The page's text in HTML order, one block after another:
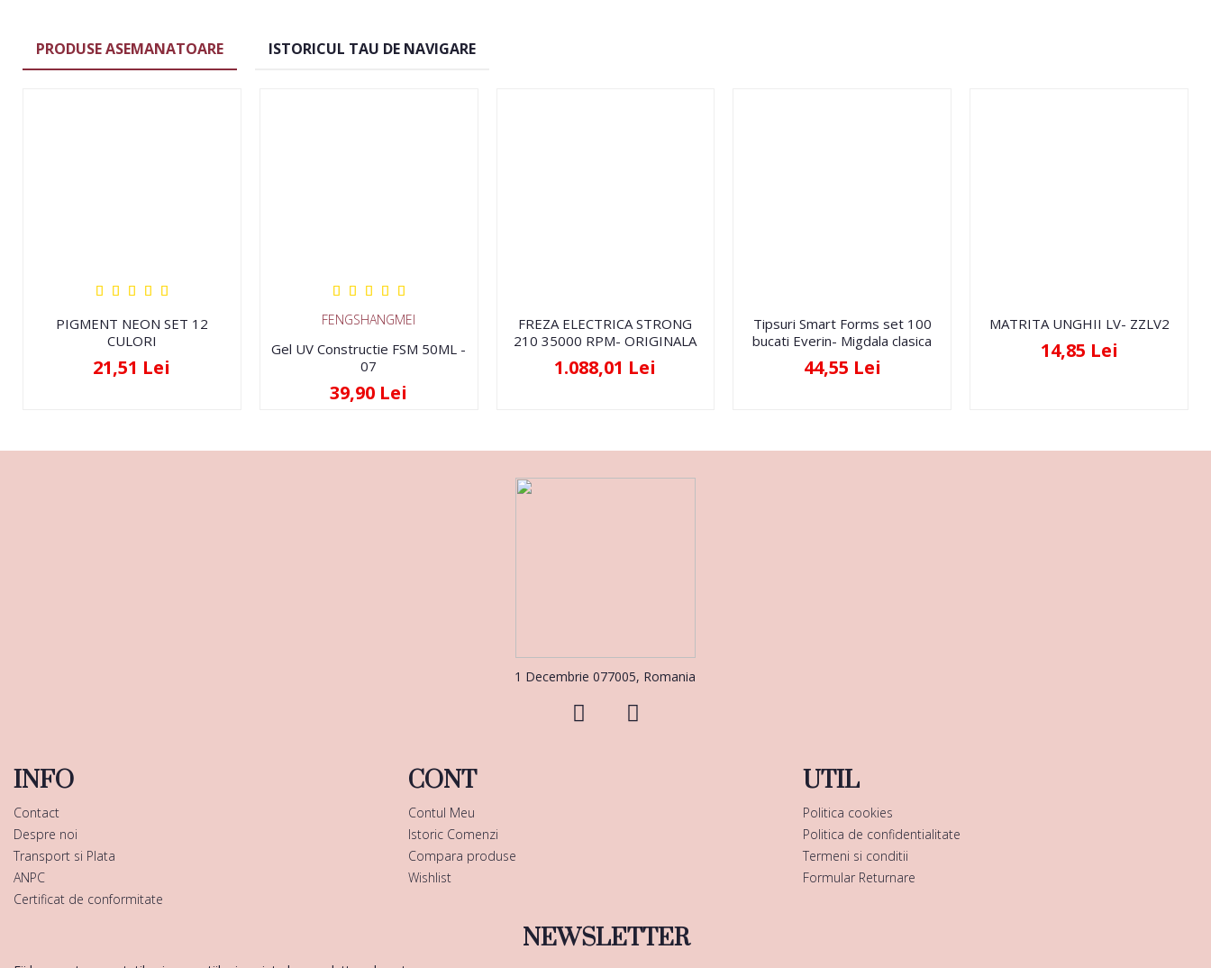
PRODUSE ASEMANATOARE ISTORICUL TAU DE NAVIGARE
PIGMENT NEON SET 12
CULORI
21,51 Lei
FENGSHANGMEI
Gel UV Constructie FSM 50ML -
07
39,90 Lei
FREZA ELECTRICA STRONG
210 35000 RPM- ORIGINALA
1.088,01 Lei
Tipsuri Smart Forms set 100
bucati Everin- Migdala clasica
44,55 Lei
MATRITA UNGHII LV- ZZLV2
14,85 Lei
1 Decembrie 077005, Romania
INFO
Contact
Despre noi
Transport si Plata
ANPC
Certificat de conformitate
CONT
Contul Meu
Istoric Comenzi
Compara produse
Wishlist
UTIL
Politica cookies
Politica de confidentialitate
Termeni si conditii
Formular Returnare
NEWSLETTER